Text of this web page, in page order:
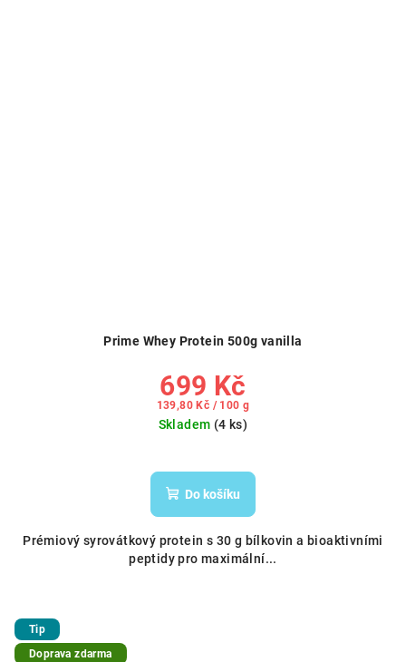
Prime Whey Protein 500g vanilla
699 Kč
Měrná
139,80 Kč / 100 g
Skladem (4 ks)
Do košíku
Prémiový syrovátkový protein s 30 g bílkovin a bioaktivními
peptidy pro maximální...
Tip
Doprava zdarma